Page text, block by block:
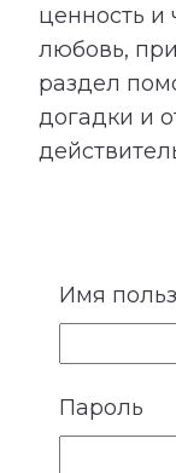
ценность и
любовь,
раздел
догадки и
5.
образ
Имя
Пароль